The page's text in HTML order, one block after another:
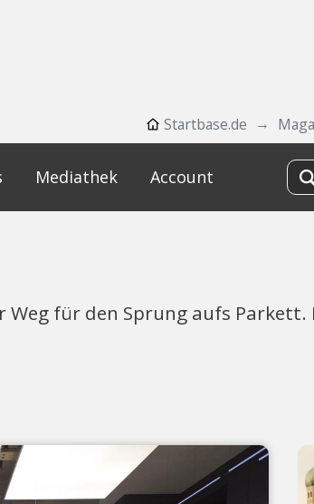
Startbase.de
Mediathek Account
für den Sprung aufs